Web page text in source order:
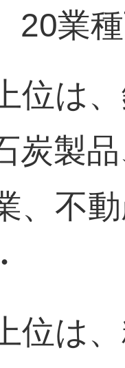
20業
位は
炭製
、不
位は